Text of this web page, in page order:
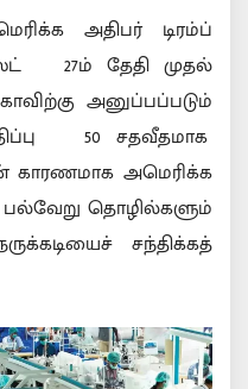
அதிபர் டிரம்ப்
27ம் தேதி முதல்
அனுப்பப்படும்
50 சதவீதமாக
காரணமாக அமெரிக்க
பல்வேறு தொழில்களும்
சந்திக்கத்